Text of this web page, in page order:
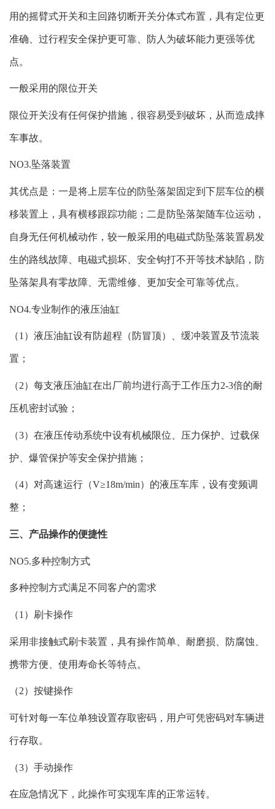
用的摇臂式开关和主回路切断开关分体式布置，具有定位更
准确、过行程安全保护更可靠、防人为破坏能力更强等优
点。
一般采用的限位开关
限位开关没有任何保护措施，很容易受到破坏，从而造成摔
车事故。
NO3.坠落装置
其优点是：一是将上层车位的防坠落架固定到下层车位的横
移装置上，具有横移跟踪功能；二是防坠落架随车位运动，
自身无任何机械动作，较一般采用的电磁式防坠落装置易发
生的路线故障、电磁式损坏、安全钩打不开等技术缺陷，防
坠落架具有零故障、无需维修、更加安全可靠等优点。
NO4.专业制作的液压油缸
（1）液压油缸设有防超程（防冒顶）、缓冲装置及节流装
置；
（2）每支液压油缸在出厂前均进行高于工作压力2-3倍的耐
压机密封试验；
（3）在液压传动系统中设有机械限位、压力保护、过载保
护、爆管保护等安全保护措施；
（4）对高速运行（V≥18m/min）的液压车库，设有变频调
整；
三、产品操作的便捷性
NO5.多种控制方式
多种控制方式满足不同客户的需求
（1）刷卡操作
采用非接触式刷卡装置，具有操作简单、耐磨损、防腐蚀、
携带方便、使用寿命长等特点。
（2）按键操作
可针对每一车位单独设置存取密码，用户可凭密码对车辆进
行存取。
（3）手动操作
在应急情况下，此操作可实现车库的正常运转。